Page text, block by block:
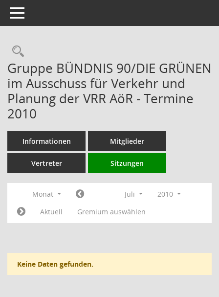
Toggle navigation
Rechercheauswahl
Gruppe BÜNDNIS 90/DIE GRÜNEN
im Ausschuss für Verkehr und
Planung der VRR AöR - Termine
2010
Informationen Mitglieder
Vertreter Sitzungen
Monat Juli
2010
Aktuell
Gremium auswählen
Keine Daten gefunden.